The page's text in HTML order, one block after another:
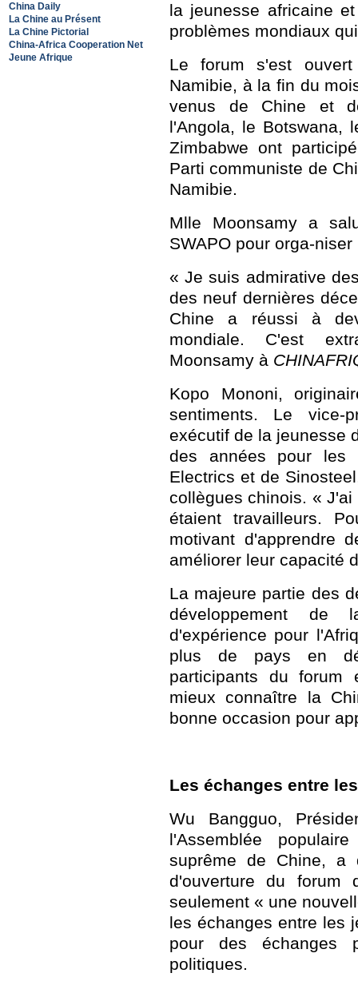
China Daily
La Chine au Présent
La Chine Pictorial
China-Africa Cooperation Net
Jeune Afrique
la jeunesse africaine
problèmes mondiaux
Le forum s'est
Namibie, à la fin du
venus de Chine et
l'Angola, le Botswana,
Zimbabwe ont
Parti communiste de
Namibie.
Mlle Moonsamy a
SWAPO pour orga-
« Je suis admirative
des neuf dernières
Chine a réussi à
mondiale. C'est
Moonsamy à
Kopo Mononi,
sentiments. Le vice-
exécutif de la jeunesse
des années pour les
Electrics et de
collègues chinois. «
étaient travailleurs.
motivant d'apprendre
améliorer leur capacité
La majeure partie des
développement
d'expérience pour
plus de pays en
participants du forum
mieux connaître la
bonne occasion pour
Les échanges entre
Wu Bangguo,
l'Assemblée
suprême de Chine, a
d'ouverture du forum
seulement « une
les échanges entre les
pour des échanges
politiques.